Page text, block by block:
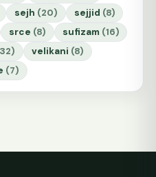
sejh (20) sejjid (8)
srce (8) sufizam (16)
velikani (8)
(7)